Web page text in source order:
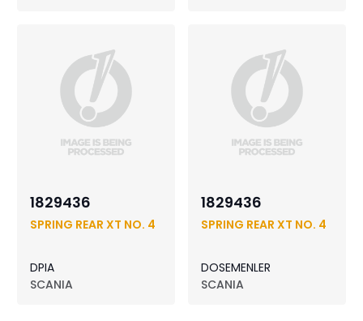
1829436
SPRING REAR XT NO. 4
DPIA
SCANIA
1829436
SPRING REAR XT NO. 4
DOSEMENLER
SCANIA